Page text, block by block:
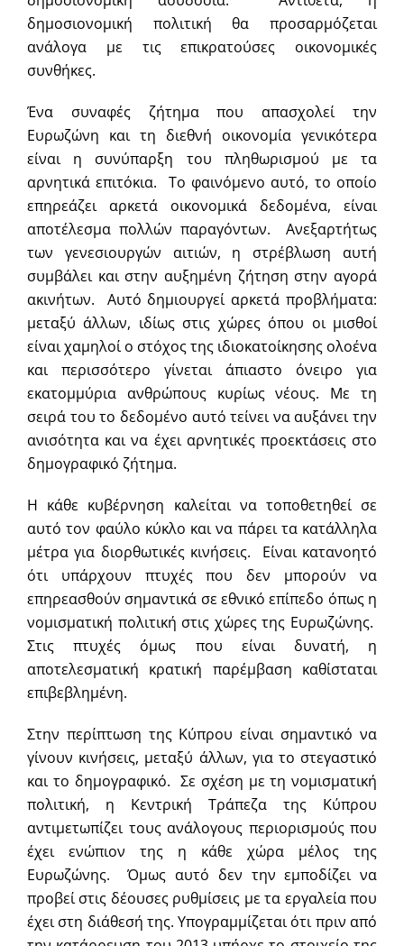
δημοσιονομική πολιτική θα προσαρμόζεται
ανάλογα με τις επικρατούσες οικονομικές
συνθήκες.
Ένα συναφές ζήτημα που απασχολεί την
Ευρωζώνη και τη διεθνή οικονομία γενικότερα
είναι η συνύπαρξη του πληθωρισμού με τα
αρνητικά επιτόκια. Το φαινόμενο αυτό, το οποίο
επηρεάζει αρκετά οικονομικά δεδομένα, είναι
αποτέλεσμα πολλών παραγόντων. Ανεξαρτήτως
των γενεσιουργών αιτιών, η στρέβλωση αυτή
συμβάλει και στην αυξημένη ζήτηση στην αγορά
ακινήτων. Αυτό δημιουργεί αρκετά προβλήματα:
μεταξύ άλλων, ιδίως στις χώρες όπου οι μισθοί
είναι χαμηλοί ο στόχος της ιδιοκατοίκησης ολοένα
και περισσότερο γίνεται άπιαστο όνειρο για
εκατομμύρια ανθρώπους κυρίως νέους. Με τη
σειρά του το δεδομένο αυτό τείνει να αυξάνει την
ανισότητα και να έχει αρνητικές προεκτάσεις στο
δημογραφικό ζήτημα.
Η κάθε κυβέρνηση καλείται να τοποθετηθεί σε
αυτό τον φαύλο κύκλο και να πάρει τα κατάλληλα
μέτρα για διορθωτικές κινήσεις. Είναι κατανοητό
ότι υπάρχουν πτυχές που δεν μπορούν να
επηρεασθούν σημαντικά σε εθνικό επίπεδο όπως η
νομισματική πολιτική στις χώρες της Ευρωζώνης.
Στις πτυχές όμως που είναι δυνατή, η
αποτελεσματική κρατική παρέμβαση καθίσταται
επιβεβλημένη.
Στην περίπτωση της Κύπρου είναι σημαντικό να
γίνουν κινήσεις, μεταξύ άλλων, για το στεγαστικό
και το δημογραφικό. Σε σχέση με τη νομισματική
πολιτική, η Κεντρική Τράπεζα της Κύπρου
αντιμετωπίζει τους ανάλογους περιορισμούς που
έχει ενώπιον της η κάθε χώρα μέλος της
Ευρωζώνης. Όμως αυτό δεν την εμποδίζει να
προβεί στις δέουσες ρυθμίσεις με τα εργαλεία που
έχει στη διάθεσή της. Υπογραμμίζεται ότι πριν από